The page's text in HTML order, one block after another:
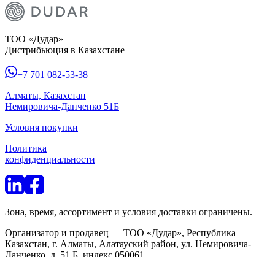
ТОО «Дудар»
Дистрибьюция в Казахстане
+7 701 082-53-38
Алматы, Казахстан
Немировича-Данченко 51Б
Условия покупки
Политика
конфиденциальности
Зона, время, ассортимент и условия доставки ограничены.
Организатор и продавец — ТОО «Дудар», Республика
Казахстан, г. Алматы, Алатауский район, ул. Немировича-
Данченко, д. 51 Б, индекс 050061.